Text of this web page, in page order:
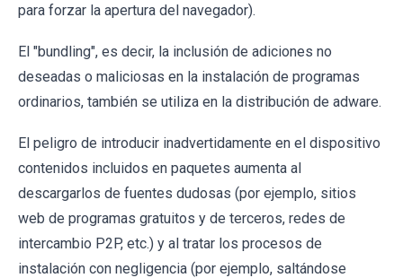
para forzar la apertura del navegador).
El "bundling", es decir, la inclusión de adiciones no
deseadas o maliciosas en la instalación de programas
ordinarios, también se utiliza en la distribución de adware.
El peligro de introducir inadvertidamente en el dispositivo
contenidos incluidos en paquetes aumenta al
descargarlos de fuentes dudosas (por ejemplo, sitios
web de programas gratuitos y de terceros, redes de
intercambio P2P, etc.) y al tratar los procesos de
instalación con negligencia (por ejemplo, saltándose